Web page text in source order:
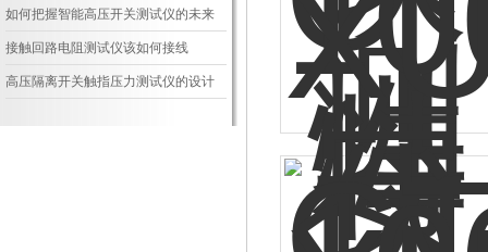
道么？
如何把握智能高压开关测试仪的未来
接触回路电阻测试仪该如何接线
高压隔离开关触指压力测试仪的设计